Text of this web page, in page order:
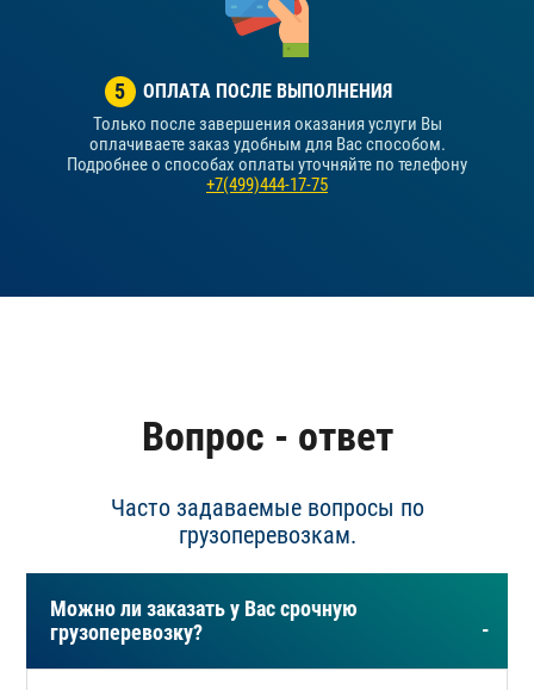
5 ОПЛАТА ПОСЛЕ ВЫПОЛНЕНИЯ
Только после завершения оказания услуги Вы
оплачиваете заказ удобным для Вас способом.
Подробнее о способах оплаты уточняйте по телефону
+7(499)444-17-75
Вопрос - ответ
Часто задаваемые вопросы по
грузоперевозкам.
Можно ли заказать у Вас срочную
грузоперевозку?
-